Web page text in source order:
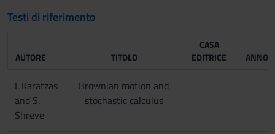
Testi di riferimento
AUTORE TITOLO
CASA
EDITRICE
ANNO
I. Karatzas
and S.
Shreve
Brownian motion and
stochastic calculus